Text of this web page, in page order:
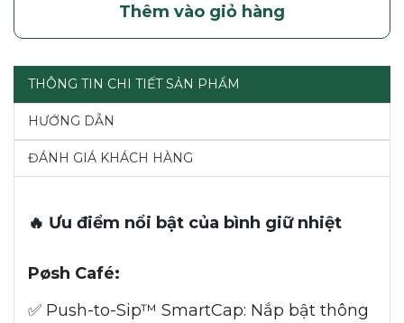
Thêm vào giỏ hàng
THÔNG TIN CHI TIẾT SẢN PHẨM
HƯỚNG DẪN
ĐÁNH GIÁ KHÁCH HÀNG
🔥 Ưu điểm nổi bật của bình giữ nhiệt
Pøsh Café:
✅ Push-to-Sip™ SmartCap: Nắp bật thông